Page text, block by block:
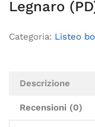
Legnaro
Categoria: Listeo
Descrizione
Recensioni (0)